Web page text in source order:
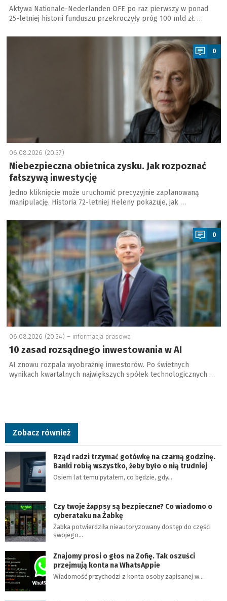
Aktywa Nationale-Nederlanden OFE po raz pierwszy w ponad
25-letniej historii funduszu przekroczyły próg 100 mld zł. …
a
0
06.08.2026 (20:37)
Niebezpieczna obietnica zysku. Jak rozpoznać
fałszywą inwestycję
Jedno kliknięcie może uruchomić precyzyjnie zaplanowaną
manipulację. Historia 72-letniej Heleny pokazuje, jak …
a
0
06.08.2026 (20:34) – informacja prasowa
10 zasad rozsądnego inwestowania w AI
AI znowu rozpala wyobraźnię inwestorów. Po świetnych
wynikach kwartalnych największych spółek technologicznych …
Zobacz również
Rząd radzi trzymać gotówkę na czarną godzinę.
Banki robią wszystko, żeby było o nią trudniej
Osiem lat temu pytałem, co będzie, gdy…
Czy twoje żappsy są bezpieczne? Co wiadomo o
cyberataku na Żabkę
Żabka potwierdziła nieautoryzowany dostęp do części
swojego…
Znajomy prosi o głos na Zofię. Tak oszuści
przejmują konta na WhatsAppie
Wiadomość przychodzi z konta osoby zapisanej w…